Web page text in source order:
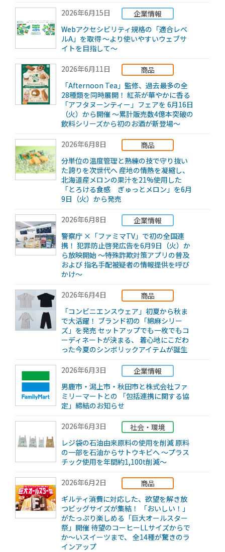
2026年6月15日
企業情報
Webアクセシビリティ規格の「適合レベ
ルA」を取得 ～より使いやすいウェブサ
イトを目指して～
2026年6月11日
商品
「Afternoon Tea」監修、過去最多の全
28種類を同時展開！ 紅茶が華やかに香る
「アフタヌーンティー」フェアを 6月16日
（火）から開催 ～累計販売数4億本突破の
飲料シリーズから初のお酒が新登場～
2026年6月8日
商品
分単位の温度管理と熟練の技で守り抜い
た誇りを次世代へ 産地の情熱を凝縮し、
北海道産メロンの果汁を21%使用した
「とろける食感 ぎゅっとメロン」を6月
9日（火）から発売
2026年6月8日
企業情報
警察庁 ×「ファミマTV」で初の全国連
携！ 犯罪防止啓発広告を6月9日（火）か
ら放映開始 〜特殊詐欺対策アプリの普及
および 指名手配被疑者の情報提供を呼び
かけ〜
2026年6月4日
商品
「コンビニエンスウェア」初夏から秋ま
で大活躍！ ブランド初の「綿麻シリー
ズ」を発売 セットアップでも一枚でもコ
ーディネートが決まる、 着心地にこだわ
った今夏のシンボリックアイテムが誕生
2026年6月3日
企業情報
男鹿市・潟上市・秋田市と株式会社ファ
ミリーマートとの 「包括連携に関する協
定」締結のお知らせ
2026年6月3日
社会・環境
レジ袋の石油由来原料の使用を削減 原料
の一部を石油からサトウキビへ ～プラス
チック使用を年間約1,100t削減～
2026年6月2日
商品
ギルティ消費に対応した、欲望を解き放
つビッグサイズが集結！ 「おいしい！」
がたっぷり楽しめる「巨大オールスター
祭」開催 待望のコーヒーLLサイズからで
か～いスイーツまで、 全14種が驚きのラ
インアップ